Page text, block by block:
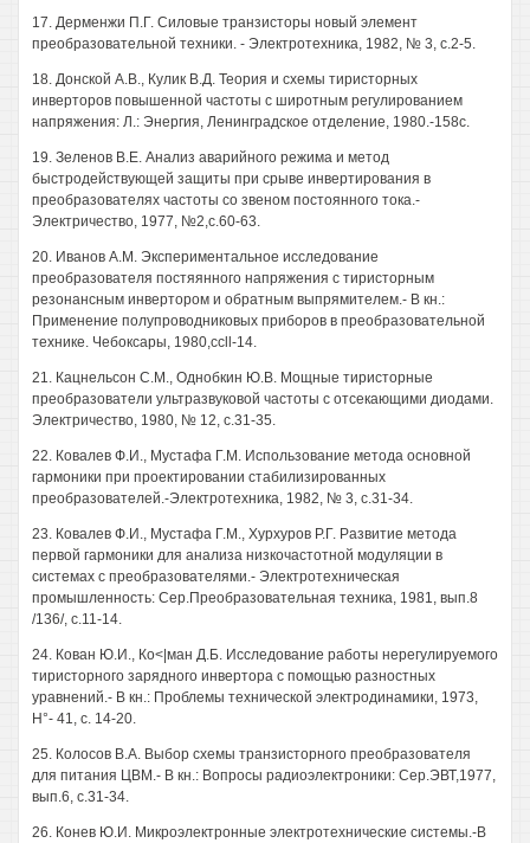
17. Дерменжи П.Г. Силовые транзисторы новый элемент
преобразовательной техники. - Электротехника, 1982, № 3, с.2-5.
18. Донской A.B., Кулик В.Д. Теория и схемы тиристорных
инверторов повышенной частоты с широтным регулированием
напряжения: Л.: Энергия, Ленинградское отделение, 1980.-158с.
19. Зеленов В.Е. Анализ аварийного режима и метод
быстродействующей защиты при срыве инвертирования в
преобразователях частоты со звеном постоянного тока.-
Электричество, 1977, №2,с.60-63.
20. Иванов A.M. Экспериментальное исследование
преобразователя постяянного напряжения с тиристорным
резонансным инвертором и обратным выпрямителем.- В кн.:
Применение полупроводниковых приборов в преобразовательной
технике. Чебоксары, 1980,ccll-14.
21. Кацнельсон С.М., Однобкин Ю.В. Мощные тиристорные
преобразователи ультразвуковой частоты с отсекающими диодами.
Электричество, 1980, № 12, с.31-35.
22. Ковалев Ф.И., Мустафа Г.М. Использование метода основной
гармоники при проектировании стабилизированных
преобразователей.-Электротехника, 1982, № 3, с.31-34.
23. Ковалев Ф.И., Мустафа Г.М., Хурхуров Р.Г. Развитие метода
первой гармоники для анализа низкочастотной модуляции в
системах с преобразователями.- Электротехническая
промышленность: Сер.Преобразовательная техника, 1981, вып.8
/136/, с.11-14.
24. Кован Ю.И., Ко<|ман Д.Б. Исследование работы нерегулируемого
тиристорного зарядного инвертора с помощью разностных
уравнений.- В кн.: Проблемы технической электродинамики, 1973,
Н°- 41, с. 14-20.
25. Колосов В.А. Выбор схемы транзисторного преобразователя
для питания ЦВМ.- В кн.: Вопросы радиоэлектроники: Сер.ЭВТ,1977,
вып.6, с.31-34.
26. Конев Ю.И. Микроэлектронные электротехнические системы.-В